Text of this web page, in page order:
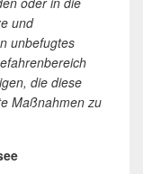
und
unbefugtes
die diese
Maßnahmen zu